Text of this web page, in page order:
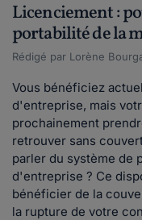
Licenciement :
portabilité de la
Rédigé par Lorène
Vous bénéficiez
d'entreprise, mais
prochainement
retrouver sans
parler du système de
d'entreprise ? Ce
bénéficier de la
la rupture de votre